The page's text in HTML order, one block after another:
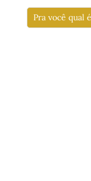
Pra você qual